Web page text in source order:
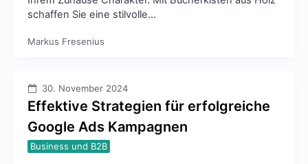
schaffen Sie eine stilvolle…
Markus Fresenius
30. November 2024
Effektive Strategien für erfolgreiche
Google Ads Kampagnen
Business und B2B